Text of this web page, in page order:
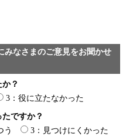
みなさまのご意見をお聞かせ
？
3：役に立たなかった
ですか？
う 3：見つけにくかった